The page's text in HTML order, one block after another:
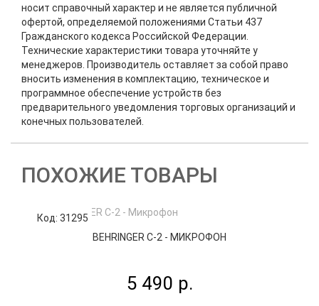
носит справочный характер и не является публичной
офертой, определяемой положениями Статьи 437
Гражданского кодекса Российской Федерации.
Технические характеристики товара уточняйте у
менеджеров. Производитель оставляет за собой право
вносить изменения в комплектацию, техническое и
программное обеспечение устройств без
предварительного уведомления торговых организаций и
конечных пользователей.
ПОХОЖИЕ ТОВАРЫ
Код: 31295
BEHRINGER C-2 - МИКРОФОН
5 490 р.